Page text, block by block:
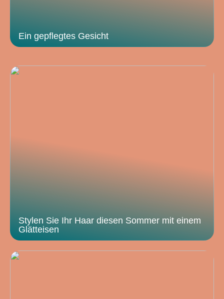
Ein gepflegtes Gesicht
Stylen Sie Ihr Haar diesen Sommer mit einem
Glätteisen